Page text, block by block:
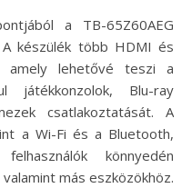
a TB-65Z60AEG
készülék több HDMI és
amely lehetővé teszi a
játékkonzolok, Blu-ray
csatlakoztatását. A
a Wi-Fi és a Bluetooth,
könnyedén
más eszközökhöz.